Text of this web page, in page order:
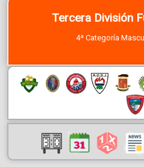
Tercera División
4ª Categoría